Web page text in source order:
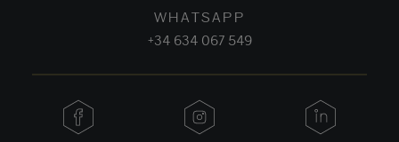
WHATSAPP
+34 634 067 549